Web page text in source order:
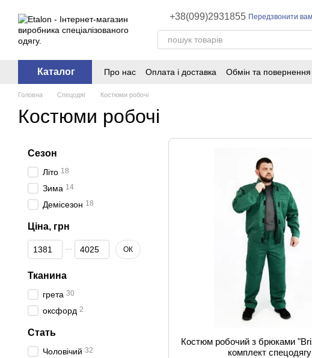
+38(099)2931855 Передзвонити
Каталог Про нас Оплата і доставка Обмін та повернення
Головна Спецодяг Костюми робочі
Костюми робочі
Костюм робочий з брюками
комплект спецодягу
Сезон
Літо 18
Зима 14
Демісезон 18
Ціна, грн
Від Ціна, грн
До Ціна, грн ОК
Тканина
грета 30
оксфорд 2
Стать
Чоловічий 32